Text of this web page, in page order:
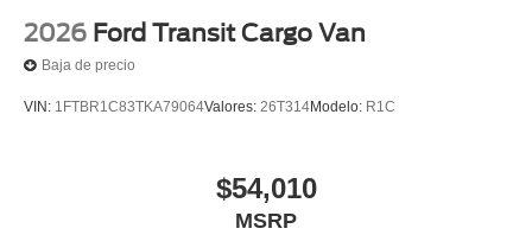
2026 Ford Transit Cargo Van
Baja de precio
VIN: 1FTBR1C83TKA79064Valores: 26T314Modelo: R1C
$54,010
MSRP